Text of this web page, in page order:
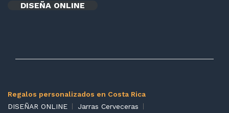
DISEÑA ONLINE
Regalos personalizados en Costa Rica
DISEÑAR ONLINE
Jarras Cerveceras